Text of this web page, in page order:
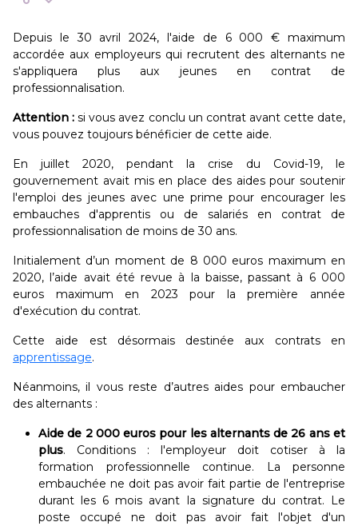
Depuis le 30 avril 2024, l'aide de 6 000 € maximum
accordée aux employeurs qui recrutent des alternants ne
s'appliquera plus aux jeunes en contrat de
professionnalisation.
Attention : si vous avez conclu un contrat avant cette date,
vous pouvez toujours bénéficier de cette aide.
En juillet 2020, pendant la crise du Covid-19, le
gouvernement avait mis en place des aides pour soutenir
l'emploi des jeunes avec une prime pour encourager les
embauches d'apprentis ou de salariés en contrat de
professionnalisation de moins de 30 ans.
Initialement d’un moment de 8 000 euros maximum en
2020, l’aide avait été revue à la baisse, passant à 6 000
euros maximum en 2023 pour la première année
d'exécution du contrat.
Cette aide est désormais destinée aux contrats en
apprentissage.
Néanmoins, il vous reste d’autres aides pour embaucher
des alternants :
Aide de 2 000 euros pour les alternants de 26 ans et
plus. Conditions : l'employeur doit cotiser à la
formation professionnelle continue. La personne
embauchée ne doit pas avoir fait partie de l'entreprise
durant les 6 mois avant la signature du contrat. Le
poste occupé ne doit pas avoir fait l'objet d'un